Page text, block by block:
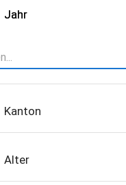
Jahr
Kanton
Alter